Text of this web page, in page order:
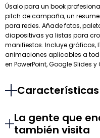
Úsalo para un book
pitch de campaña, un
para redes. Añade fotos,
diapositivas ya listas para
manifiestos. Incluye gráficos,
animaciones aplicables a
en PowerPoint, Google Slides
La gente que
también visita